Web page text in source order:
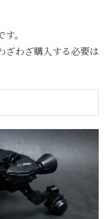
。
ざわざ購入する必要は